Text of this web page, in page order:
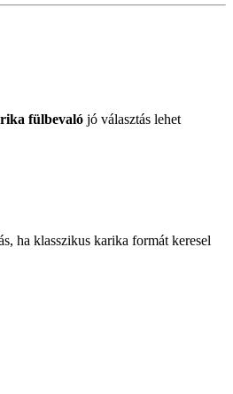
fülbevaló jó választás lehet
ha klasszikus karika formát keresel